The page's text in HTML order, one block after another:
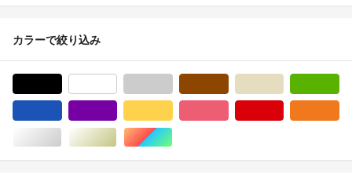
カラーで絞り込み
シルバー/銀色系ゴールド/金色系マルチカラー